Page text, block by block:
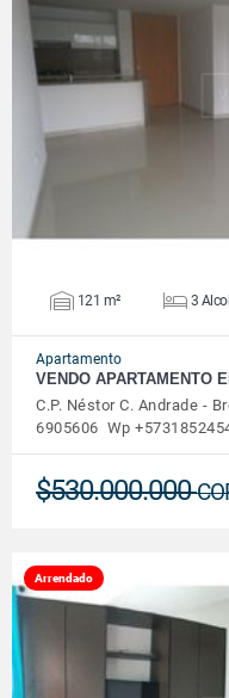
121 m² 3
Apartamento
VENDO APARTAMENTO
C.P. Néstor C. Andrade -
6905606 Wp
$530.000.000
Arrendado